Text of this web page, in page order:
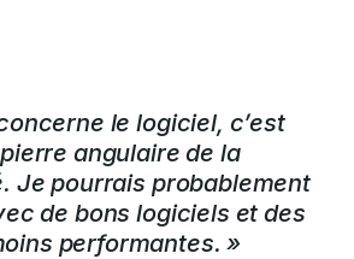
le logiciel, c’est
angulaire de la
Je pourrais probablement
de bons logiciels et des
performantes. »